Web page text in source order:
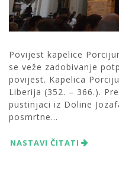
Povijest kapelice
se veže zadobivanje
povijest. Kapelica
Liberija (352. – 366.).
pustinjaci iz Doline
posmrtne...
NASTAVI ČITATI